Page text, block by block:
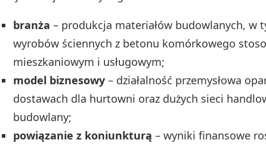
branża – produkcja materiałów budowlanych, w
wyrobów ściennych z betonu komórkowego
mieszkaniowym i usługowym;
model biznesowy – działalność przemysłowa
dostawach dla hurtowni oraz dużych sieci
budowlany;
powiązanie z koniunkturą – wyniki finansowe